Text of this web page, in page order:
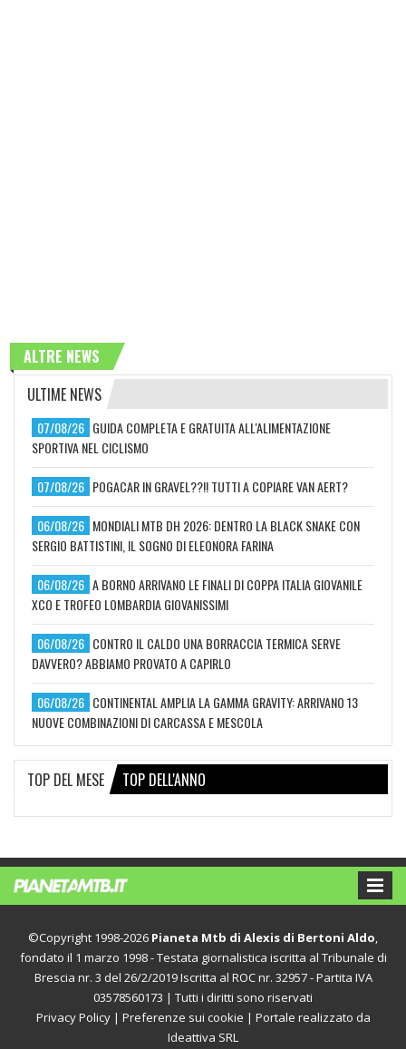
ALTRE NEWS
ULTIME NEWS
07/08/26 GUIDA COMPLETA E GRATUITA ALL'ALIMENTAZIONE
SPORTIVA NEL CICLISMO
07/08/26 POGACAR IN GRAVEL??!! TUTTI A COPIARE VAN AERT?
06/08/26 MONDIALI MTB DH 2026: DENTRO LA BLACK SNAKE CON
SERGIO BATTISTINI, IL SOGNO DI ELEONORA FARINA
06/08/26 A BORNO ARRIVANO LE FINALI DI COPPA ITALIA GIOVANILE
XCO E TROFEO LOMBARDIA GIOVANISSIMI
06/08/26 CONTRO IL CALDO UNA BORRACCIA TERMICA SERVE
DAVVERO? ABBIAMO PROVATO A CAPIRLO
06/08/26 CONTINENTAL AMPLIA LA GAMMA GRAVITY: ARRIVANO 13
NUOVE COMBINAZIONI DI CARCASSA E MESCOLA
TOP DEL MESE TOP DELL'ANNO
©Copyright 1998-2026 Pianeta Mtb di Alexis di Bertoni Aldo
fondato il 1 marzo 1998 - Testata giornalistica iscritta al Tribunale di
Brescia nr. 3 del 26/2/2019 Iscritta al ROC nr. 32957 - Partita IVA
03578560173 | Tutti i diritti sono riservati
Privacy Policy| Preferenze sui cookie | Portale realizzato da
Ideattiva SRL